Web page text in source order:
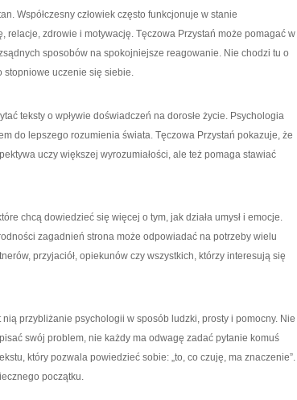
Współczesny człowiek często funkcjonuje w stanie
relacje, zdrowie i motywację. Tęczowa Przystań może pomagać w
sposobów na spokojniejsze reagowanie. Nie chodzi tu o
stopniowe uczenie się siebie.
teksty o wpływie doświadczeń na dorosłe życie. Psychologia
do lepszego rozumienia świata. Tęczowa Przystań pokazuje, że
uczy większej wyrozumiałości, ale też pomaga stawiać
chcą dowiedzieć się więcej o tym, jak działa umysł i emocje.
zagadnień strona może odpowiadać na potrzeby wielu
przyjaciół, opiekunów czy wszystkich, którzy interesują się
przybliżanie psychologii w sposób ludzki, prosty i pomocny. Nie
swój problem, nie każdy ma odwagę zadać pytanie komuś
który pozwala powiedzieć sobie: „to, co czuję, ma znaczenie”.
początku.